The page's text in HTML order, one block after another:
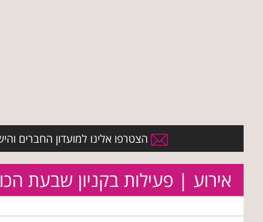
הצטרפו אלינו למועדון החברים
אירוע | פעילות בקניון שבעת